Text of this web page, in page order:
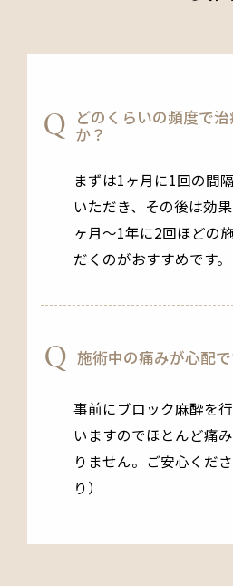
どのくらいの頻度で
か？
まずは1ヶ月に1回の間
いただき、その後は効
ヶ月〜1年に2回ほどの
だくのがおすすめです
施術中の痛みが心配で
事前にブロック麻酔を
いますのでほとんど痛
りません。ご安心くだ
り）